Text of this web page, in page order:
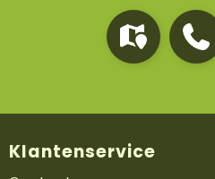
Klantenservice